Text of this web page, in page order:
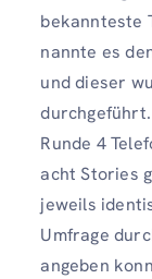
bekannteste
nannte es
und dieser
Runde 4
acht Stories
jeweils
Umfrage
angeben